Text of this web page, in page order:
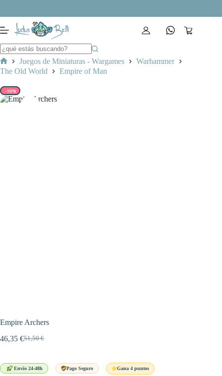
contenido
Carro
Inicio
Juegos de Miniaturas - Wargames
Warhammer
The Old World
Empire of Man
-10%
Empire Archers
51,50€
El
era:
46,35 €El
es:
Envío 24-48h Pago Seguro Gana 4 puntos